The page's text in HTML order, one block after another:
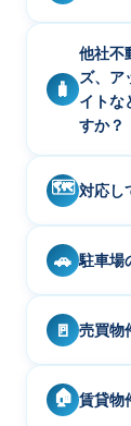
日、年
🧳
他社不
ズ、ア
イトな
すか？
あれば
🗺️ 対応し
崎、五
主にご
🚗 駐車場
の契約
は、お
🚪 売買物
もでき
🏠 賃貸物